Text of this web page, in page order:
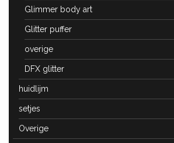
Glimmer body art
Glitter puffer
overige
DFX glitter
huidlijm
setjes
Overige